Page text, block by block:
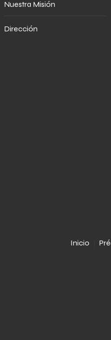
Nuestra Misión
Dirección
Inicio